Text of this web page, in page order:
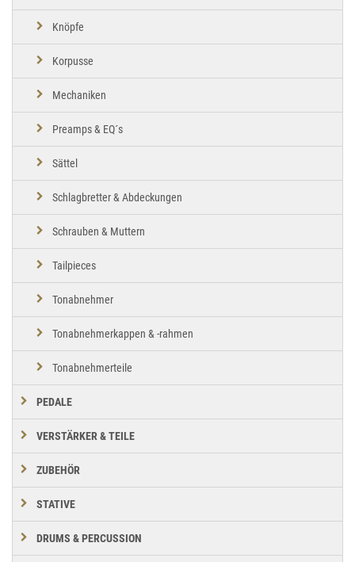
Knöpfe
Korpusse
Mechaniken
Preamps & EQ´s
Sättel
Schlagbretter & Abdeckungen
Schrauben & Muttern
Tailpieces
Tonabnehmer
Tonabnehmerkappen & -rahmen
Tonabnehmerteile
PEDALE
VERSTÄRKER & TEILE
ZUBEHÖR
STATIVE
DRUMS & PERCUSSION